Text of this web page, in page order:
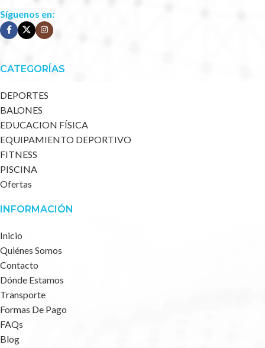
Síguenos en:
CATEGORÍAS
DEPORTES
BALONES
EDUCACION FÍSICA
EQUIPAMIENTO DEPORTIVO
FITNESS
PISCINA
Ofertas
INFORMACIÓN
Inicio
Quiénes Somos
Contacto
Dónde Estamos
Transporte
Formas De Pago
FAQs
Blog